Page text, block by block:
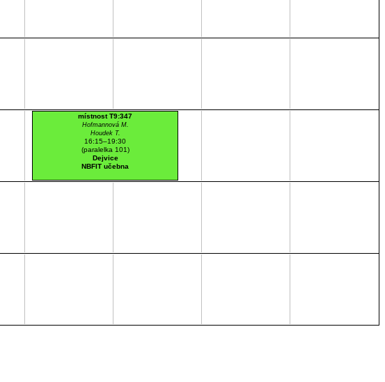
místnost T9:347
Hofmannová M.
Houdek T.
16:15–19:30
(paralelka 101)
Dejvice
NBFIT učebna